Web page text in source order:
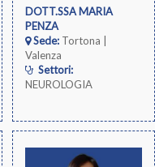
DOTT.SSA MARIA
PENZA
Sede:Tortona |
Valenza
Settori:
NEUROLOGIA